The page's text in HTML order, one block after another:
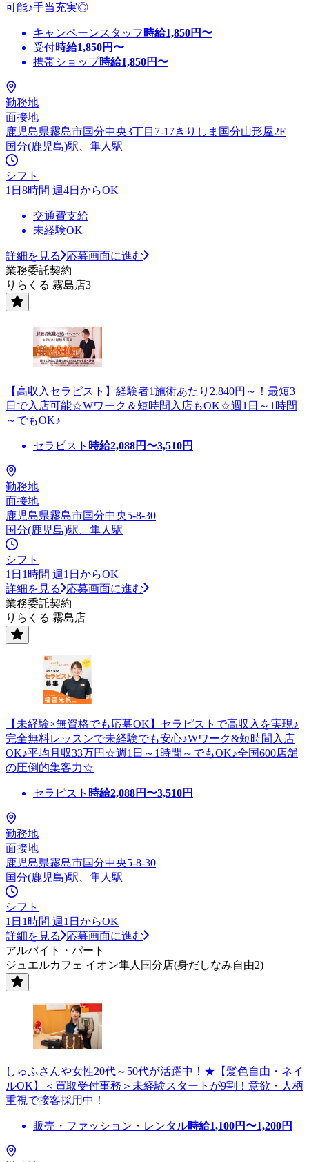
可能♪手当充実◎
キャンペーンスタッフ 時給1,850円〜
受付時給1,850円〜
携帯ショップ時給1,850円〜
勤務地
面接地
鹿児島県霧島市国分中央3丁目7-17きりしま国分山形屋2F
国分(鹿児島)駅、隼人駅
シフト
1日8時間 週4日からOK
交通費支給
未経験OK
詳細を見る
応募画面に進む
業務委託契約
りらくる 霧島店3
【高収入セラピスト】経験者1施術あたり2,840円～！最短3
日で入店可能☆Wワーク＆短時間入店もOK☆週1日～1時間
～でもOK♪
セラピスト 時給2,088円〜3,510円
勤務地
面接地
鹿児島県霧島市国分中央5-8-30
国分(鹿児島)駅、隼人駅
シフト
1日1時間 週1日からOK
詳細を見る
応募画面に進む
業務委託契約
りらくる 霧島店
【未経験×無資格でも応募OK】セラピストで高収入を実現♪
完全無料レッスンで未経験でも安心♪Wワーク&短時間入店
OK♪平均月収33万円☆週1日～1時間～でもOK♪全国600店舗
の圧倒的集客力☆
セラピスト 時給2,088円〜3,510円
勤務地
面接地
鹿児島県霧島市国分中央5-8-30
国分(鹿児島)駅、隼人駅
シフト
1日1時間 週1日からOK
詳細を見る
応募画面に進む
アルバイト・パート
ジュエルカフェ イオン隼人国分店(身だしなみ自由2)
しゅふさんや女性20代～50代が活躍中！★【髪色自由・ネイ
ルOK】＜買取受付事務＞未経験スタートが9割！意欲・人柄
重視で接客採用中！
販売・ファッション・レンタル時給1,100円〜1,200円